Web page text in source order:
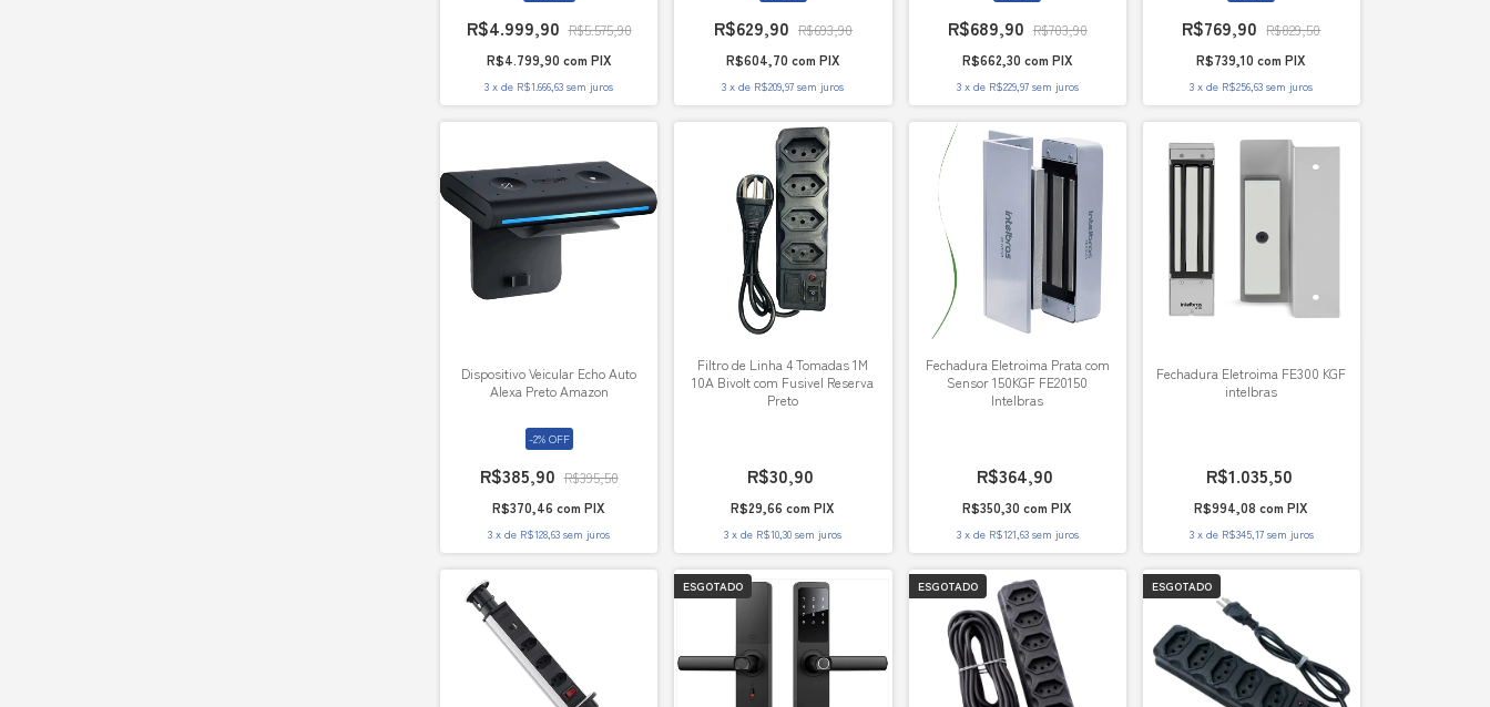
R$4.999,90 R$5.575,90
R$4.799,90 com PIX
3 xde R$1.666,63 sem juros
R$629,90 R$693,90
R$604,70 com PIX
3 xde R$209,97 sem juros
R$689,90 R$703,90
R$662,30 com PIX
3 x de R$229,97 sem juros
R$769,90 R$829,50
R$739,10com PIX
3 xde R$256,63 sem juros
Dispositivo Veicular Echo Auto
Alexa Preto Amazon
-2% OFF
R$385,90 R$395,50
R$370,46com PIX
3 xde R$128,63 sem juros
Filtro de Linha 4 Tomadas 1M
10A Bivolt com Fusivel Reserva
Preto
R$30,90
R$29,66com PIX
3 xde R$10,30 sem juros
Fechadura Eletroima Prata com
Sensor 150KGF FE20150
Intelbras
R$364,90
R$350,30com PIX
3 x de R$121,63 sem juros
Fechadura Eletroima FE300 KGF
intelbras
R$1.035,50
R$994,08com PIX
3 x de R$345,17 sem juros
ESGOTADO ESGOTADO ESGOTADO